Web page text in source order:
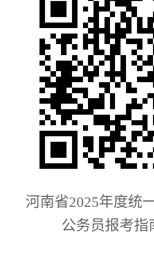
河南省2025年度统
公务员报考指